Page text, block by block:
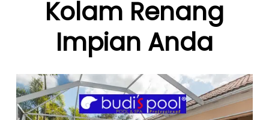
Kolam Renang
Impian Anda